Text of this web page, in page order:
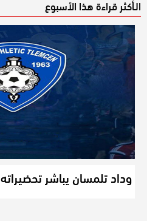
الـأكثر قراءة هذا الأسبوع
وداد تلمسان يباشر تحضيراته